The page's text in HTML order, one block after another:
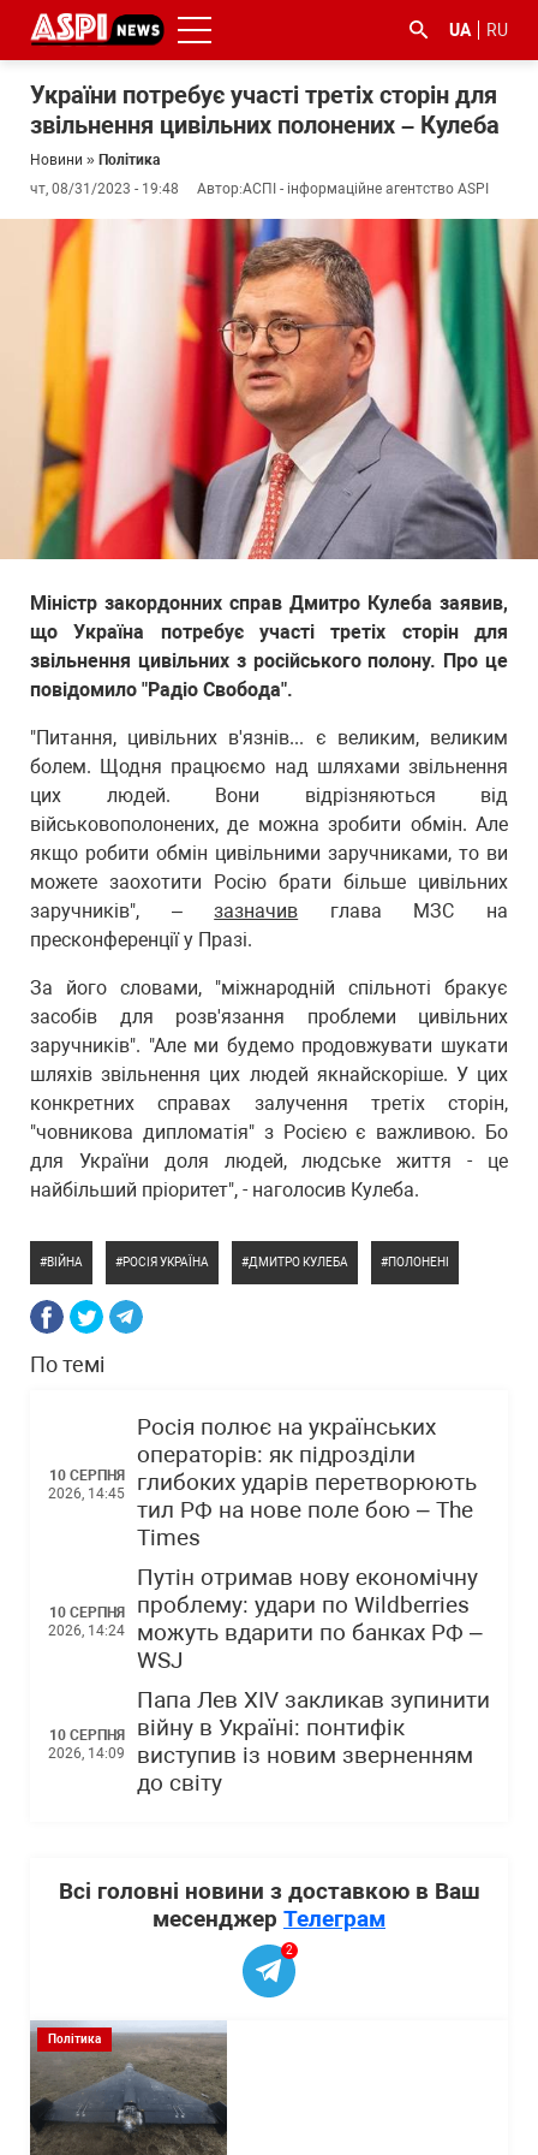
UA RU
України потребує участі третіх сторін для
звільнення цивільних полонених – Кулеба
Новини » Політика
чт, 08/31/2023 - 19:48
Автор:АСПІ - інформаційне агентство ASPI
Міністр закордонних справ Дмитро Кулеба заявив,
що Україна потребує участі третіх сторін для
звільнення цивільних з російського полону. Про це
повідомило "Радіо Свобода".
"Питання, цивільних в'язнів... є великим, великим
болем. Щодня працюємо над шляхами звільнення
цих людей. Вони відрізняються від
військовополонених, де можна зробити обмін. Але
якщо робити обмін цивільними заручниками, то ви
можете заохотити Росію брати більше цивільних
заручників", –зазначив глава МЗС на
пресконференції у Празі.
За його словами, "міжнародній спільноті бракує
засобів для розв'язання проблеми цивільних
заручників". "Але ми будемо продовжувати шукати
шляхів звільнення цих людей якнайскоріше. У цих
конкретних справах залучення третіх сторін,
"човникова дипломатія" з Росією є важливою. Бо
для України доля людей, людське життя - це
найбільший пріоритет", - наголосив Кулеба.
ВІЙНА РОСІЯ УКРАЇНА ДМИТРО КУЛЕБА ПОЛОНЕНІ
По темі
10 СЕРПНЯ
2026, 14:45
Росія полює на українських
операторів: як підрозділи
глибоких ударів перетворюють
тил РФ на нове поле бою – The
Times
10 СЕРПНЯ
2026, 14:24
Путін отримав нову економічну
проблему: удари по Wildberries
можуть вдарити по банках РФ –
WSJ
10 СЕРПНЯ
2026, 14:09
Папа Лев XIV закликав зупинити
війну в Україні: понтифік
виступив із новим зверненням
до світу
Всі головні новини з доставкою в Ваш
месенджер Телеграм
2
Політика
#ООС #ДФС #Київ #коронавірус